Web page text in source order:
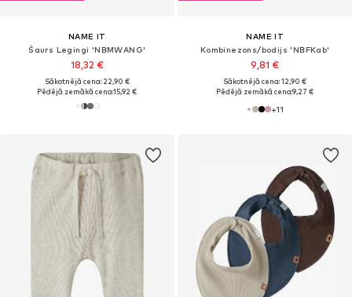
NAME IT
Šaurs Legingi 'NBMWANG'
18,32 €
Sākotnējā cena: 22,90 €
Pēdējā zemākā cena:15,92 €
NAME IT
Kombinezons/bodijs 'NBFKab'
9,81 €
Sākotnējā cena: 12,90 €
Pēdējā zemākā cena:9,27 €
+11